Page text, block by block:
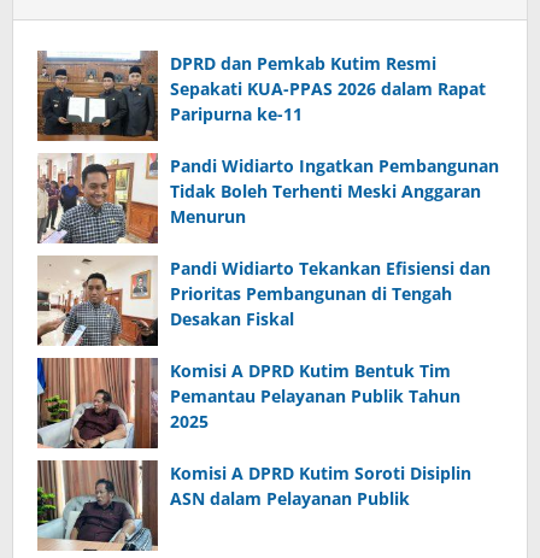
DPRD dan Pemkab Kutim Resmi
Sepakati KUA-PPAS 2026 dalam Rapat
Paripurna ke-11
Pandi Widiarto Ingatkan Pembangunan
Tidak Boleh Terhenti Meski Anggaran
Menurun
Pandi Widiarto Tekankan Efisiensi dan
Prioritas Pembangunan di Tengah
Desakan Fiskal
Komisi A DPRD Kutim Bentuk Tim
Pemantau Pelayanan Publik Tahun
2025
Komisi A DPRD Kutim Soroti Disiplin
ASN dalam Pelayanan Publik